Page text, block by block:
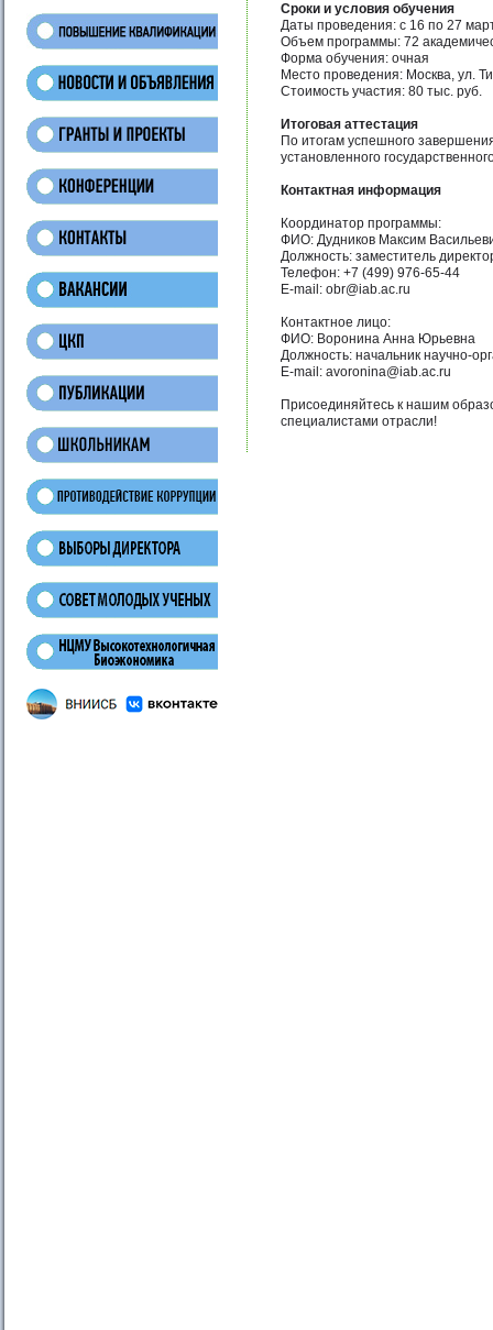
Сроки и условия обучения
Даты проведения: с 16 по 27
Объем программы: 72
Форма обучения: очная
Место проведения: Москва, ул.
Стоимость участия: 80 тыс. руб.
Итоговая аттестация
По итогам успешного
установленного
Контактная информация
Координатор программы:
ФИО: Дудников Максим
Должность: заместитель
Телефон: +7 (499) 976-65-44
E-mail: obr@iab.ac.ru
Контактное лицо:
ФИО: Воронина Анна Юрьевна
Должность: начальник научно-
E-mail: avoronina@iab.ac.ru
Присоединяйтесь к нашим
специалистами отрасли!